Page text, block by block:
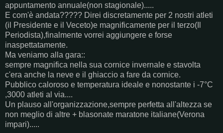
appuntamento annuale(non stagionale).....
E com'è andata????? Direi discretamente per 2 nostri atleti
(il Presidente e il Veceto)e magnificamente per il terzo(Il
Periodista),finalmente vorrei aggiungere e forse
inaspettatamente.
Ma veniamo alla gara::
sempre magnifica nella sua cornice invernale e stavolta
c'era anche la neve e il ghiaccio a fare da cornice.
Pubblico caloroso e temperatura ideale e nonostante i -7°C
,3000 atleti al via....
Un plauso all'organizzazione,sempre perfetta all'altezza se
non meglio di altre + blasonate maratone italiane(Verona
impari).....